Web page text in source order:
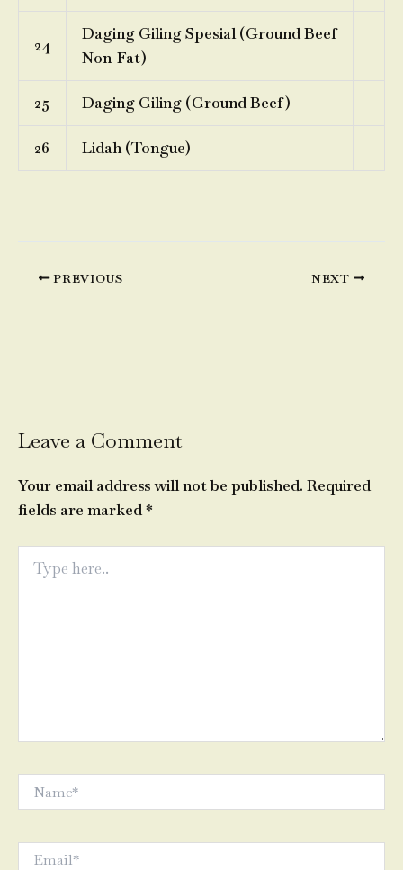
24
Daging Giling Spesial (Ground Beef
Non-Fat)
25 Daging Giling (Ground Beef)
26 Lidah (Tongue)
PREVIOUS NEXT
Leave a Comment
Your email address will not be published. Required
fields are marked*
here..